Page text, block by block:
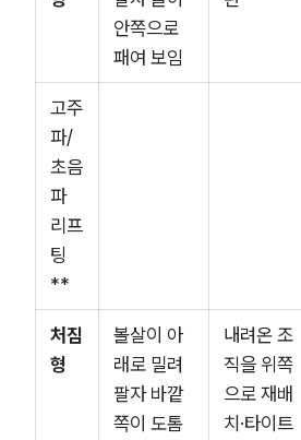
안쪽으로
패여 보임
고주
파/
초음
파
리프
팅
**
처짐
형
볼살이 아
래로 밀려
팔자 바깥
쪽이 도톰
내려온 조
직을 위쪽
으로 재배
치·타이트